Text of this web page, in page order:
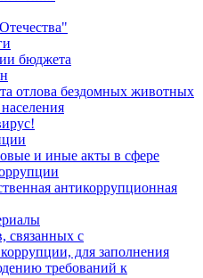
бюджета
отлова бездомных животных
и иные акты в сфере
антикоррупционная
связанных с
для заполнения
требований к